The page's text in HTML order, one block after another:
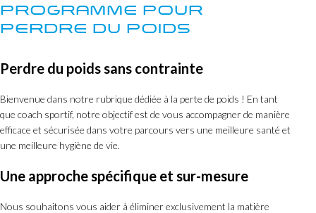
PROGRAMME POUR
PERDRE DU POIDS
Perdre du poids sans contrainte
Bienvenue dans notre rubrique dédiée à la perte de poids ! En tant
que coach sportif, notre objectif est de vous accompagner de manière
efficace et sécurisée dans votre parcours vers une meilleure santé et
une meilleure hygiène de vie.
Une approche spécifique et sur-mesure
Nous souhaitons vous aider à éliminer exclusivement la matière